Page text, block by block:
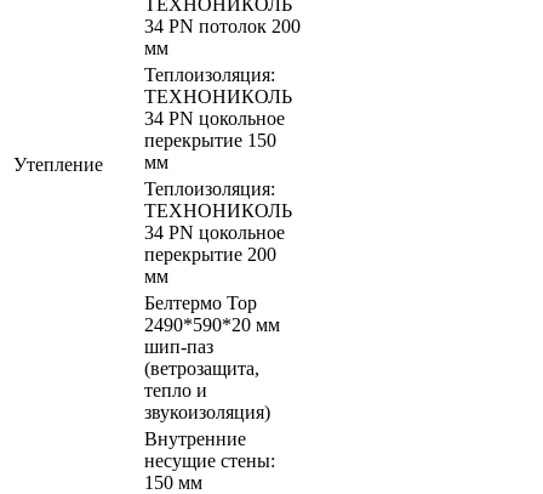
Утепление
ТЕХНОНИКОЛЬ
34 PN потолок 200
мм
Теплоизоляция:
ТЕХНОНИКОЛЬ
34 PN цокольное
перекрытие 150
мм
Теплоизоляция:
ТЕХНОНИКОЛЬ
34 PN цокольное
перекрытие 200
мм
Белтермо Тор
2490*590*20 мм
шип-паз
(ветрозащита,
тепло и
звукоизоляция)
Внутренние
несущие стены:
150 мм